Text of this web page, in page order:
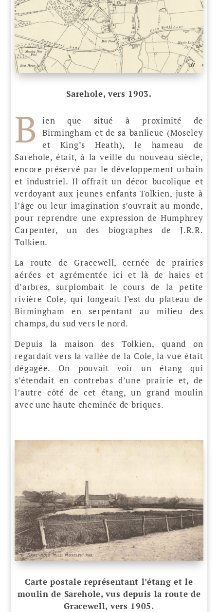
Sarehole, vers 1903.
B
ien que situé à proximité de
Birmingham et de sa banlieue (Moseley
et King’s Heath), le hameau de
Sarehole, était, à la veille du nouveau siècle,
encore préservé par le développement urbain
et industriel. Il offrait un décor bucolique et
verdoyant aux jeunes enfants Tolkien, juste à
l’âge ou leur imagination s’ouvrait au monde,
pour reprendre une expression de Humphrey
Carpenter, un des biographes de J.R.R.
Tolkien.
La route de Gracewell, cernée de prairies
aérées et agrémentée ici et là de haies et
d’arbres, surplombait le cours de la petite
rivière Cole, qui longeait l’est du plateau de
Birmingham en serpentant au milieu des
champs, du sud vers le nord.
Depuis la maison des Tolkien, quand on
regardait vers la vallée de la Cole, la vue était
dégagée. On pouvait voir un étang qui
s’étendait en contrebas d’une prairie et, de
l’autre côté de cet étang, un grand moulin
avec une haute cheminée de briques.
Carte postale représentant l’étang et le
moulin de Sarehole, vus depuis la route de
Gracewell, vers 1905.